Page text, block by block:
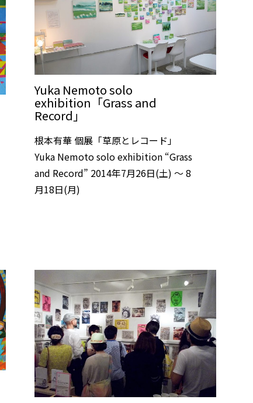
Yuka Nemoto solo
exhibition「Grass and
Record」
根本有華 個展「草原とレコード」
Yuka Nemoto solo exhibition “Grass
and Record” 2014年7月26日(土) 〜 8
月18日(月)